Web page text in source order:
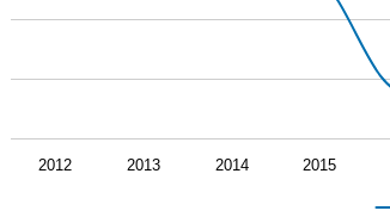
2012 2013 2014 2015